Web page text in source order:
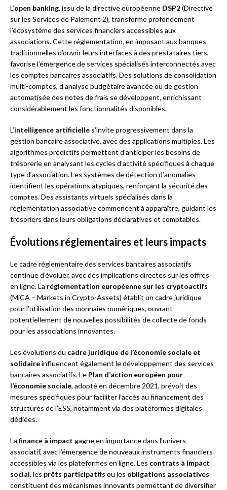
L’open banking, issu de la directive européenne DSP2(Directive
sur les Services de Paiement 2), transforme profondément
l’écosystème des services financiers accessibles aux
associations. Cette réglementation, en imposant aux banques
traditionnelles d’ouvrir leurs interfaces à des prestataires tiers,
favorise l’émergence de services spécialisés interconnectés avec
les comptes bancaires associatifs. Des solutions de consolidation
multi-comptes, d’analyse budgétaire avancée ou de gestion
automatisée des notes de frais se développent, enrichissant
considérablement les fonctionnalités disponibles.
L’intelligence artificielle s’invite progressivement dans la
gestion bancaire associative, avec des applications multiples. Les
algorithmes prédictifs permettent d’anticiper les besoins de
trésorerie en analysant les cycles d’activité spécifiques à chaque
type d’association. Les systèmes de détection d’anomalies
identifient les opérations atypiques, renforçant la sécurité des
comptes. Des assistants virtuels spécialisés dans la
réglementation associative commencent à apparaître, guidant les
trésoriers dans leurs obligations déclaratives et comptables.
Évolutions réglementaires et leurs impacts
Le cadre réglementaire des services bancaires associatifs
continue d’évoluer, avec des implications directes sur les offres
en ligne. La réglementation européenne sur les cryptoactifs
(MiCA – Markets in Crypto-Assets) établit un cadre juridique
pour l’utilisation des monnaies numériques, ouvrant
potentiellement de nouvelles possibilités de collecte de fonds
pour les associations innovantes.
Les évolutions du cadre juridique de l’économie sociale et
solidaireinfluencent également le développement des services
bancaires associatifs. Le Plan d’action européen pour
l’économie sociale, adopté en décembre 2021, prévoit des
mesures spécifiques pour faciliter l’accès au financement des
structures de l’ESS, notamment via des plateformes digitales
dédiées.
La finance à impact gagne en importance dans l’univers
associatif, avec l’émergence de nouveaux instruments financiers
accessibles via les plateformes en ligne. Les contrats à impact
social, les prêts participatifs ou les obligations associatives
constituent des mécanismes innovants permettant de diversifier